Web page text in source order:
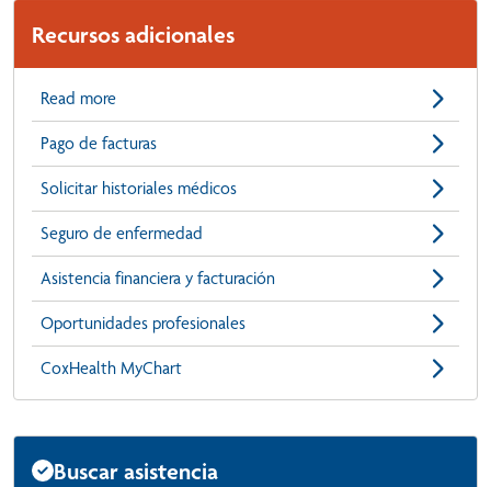
Recursos adicionales
Read more
Pago de facturas
Solicitar historiales médicos
Seguro de enfermedad
Asistencia financiera y facturación
Oportunidades profesionales
CoxHealth MyChart
Buscar asistencia